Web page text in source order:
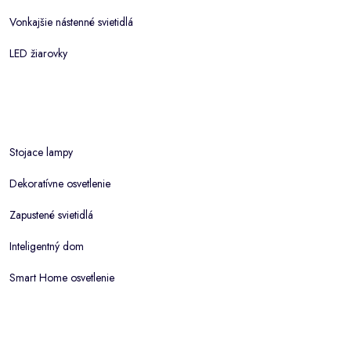
Vonkajšie nástenné svietidlá
LED žiarovky
Stojace lampy
Dekoratívne osvetlenie
Zapustené svietidlá
Inteligentný dom
Smart Home osvetlenie